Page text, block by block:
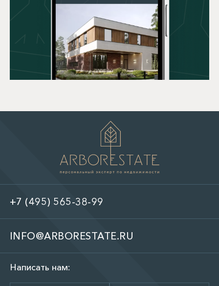
+7 (495) 565-38-99
INFO@ARBORESTATE.RU
Написать нам: